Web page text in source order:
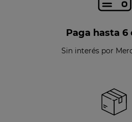
Paga hasta 6
Sin interés por